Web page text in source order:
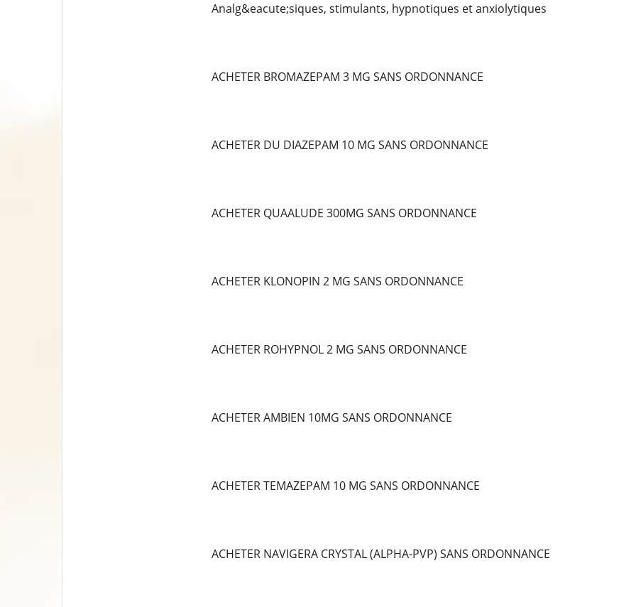
Analg&eacute;siques, stimulants, hypnotiques et anxiolytiques
ACHETER BROMAZEPAM 3 MG SANS ORDONNANCE
ACHETER DU DIAZEPAM 10 MG SANS ORDONNANCE
ACHETER QUAALUDE 300MG SANS ORDONNANCE
ACHETER KLONOPIN 2 MG SANS ORDONNANCE
ACHETER ROHYPNOL 2 MG SANS ORDONNANCE
ACHETER AMBIEN 10MG SANS ORDONNANCE
ACHETER TEMAZEPAM 10 MG SANS ORDONNANCE
ACHETER NAVIGERA CRYSTAL (ALPHA-PVP) SANS ORDONNANCE